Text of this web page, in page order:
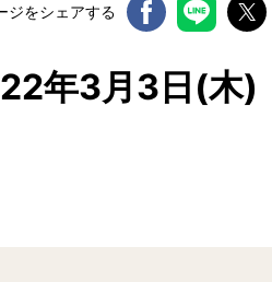
ジをシェアする
年3月3日(木)